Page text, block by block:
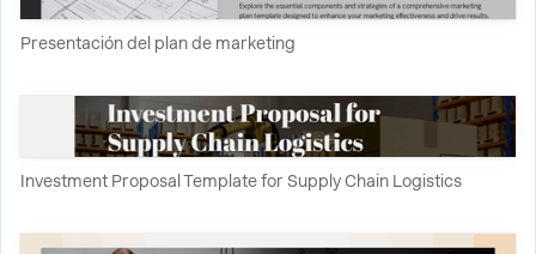
Presentación del plan de marketing
Investment Proposal Template for Supply Chain Logistics